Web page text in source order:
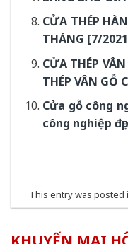
CỬA THÉP
THÁNG [7/
CỬA THÉP
THÉP VÂN GỖ
Cửa gỗ công
công nghiệp
This entry was posted